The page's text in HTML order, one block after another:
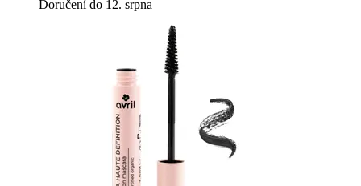
Doručení do 12. srpna